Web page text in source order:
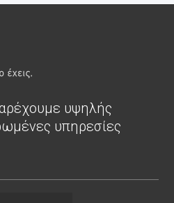
υψηλής
υπηρεσίες